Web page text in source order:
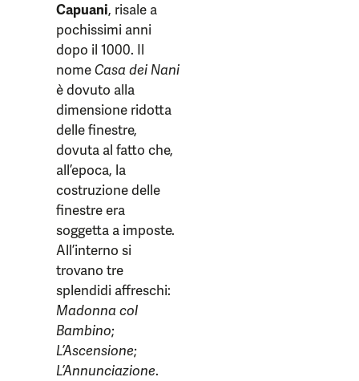
Capuani, risale a
pochissimi anni
dopo il 1000. Il
nomeCasa dei Nani
è dovuto alla
dimensione ridotta
delle finestre,
dovuta al fatto che,
all’epoca, la
costruzione delle
finestre era
soggetta a imposte.
All’interno si
trovano tre
splendidi affreschi:
Madonna col
Bambino;
L’Ascensione;
L’Annunciazione.